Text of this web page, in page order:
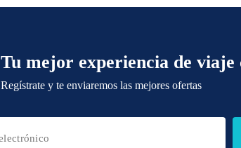
Tu mejor experiencia de viaje
Regístrate y te enviaremos las mejores ofertas